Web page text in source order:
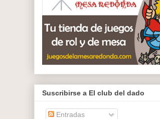
Suscribirse a El club del dado
Entradas